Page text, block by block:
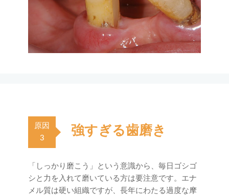
原因
3
強すぎる歯磨き
「しっかり磨こう」という意識から、毎日ゴシゴ
シと力を入れて磨いている方は要注意です。エナ
メル質は硬い組織ですが、長年にわたる過度な摩